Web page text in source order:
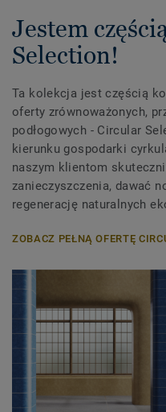
Jestem
Selection!
Ta kolekcja jest częścią
oferty zrównoważonych,
podłogowych - Circular
kierunku gospodarki
naszym klientom
zanieczyszczenia, dawać
regenerację naturalnych
ZOBACZ PEŁNĄ OFERTĘ